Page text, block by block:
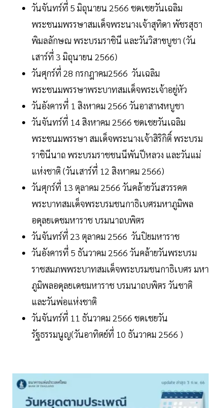
วันจันทร์ที่ 5 มิถุนายน 2566 ชดเชยวันเฉลิม
พระชนมพรรษาสมเด็จพระนางเจ้าสุทิดา พัชรสุธา
พิมลลักษณ พระบรมราชินี และวันวิสาขบูชา (วัน
เสาร์ที่ 3 มิถุนายน 2566)
วันศุกร์ที่ 28 กรกฎาคม2566 วันเฉลิม
พระชนมพรรษาพระบาทสมเด็จพระเจ้าอยู่หัว
วันอังคารที่ 1 สิงหาคม 2566 วันอาสาฬหบูชา
วันจันทร์ที่ 14 สิงหาคม 2566 ชดเชยวันเฉลิม
พระชนมพรรษา สมเด็จพระนางเจ้าสิริกิติ์ พระบรม
ราชินีนาถ พระบรมราชชนนีพันปีหลวง และวันแม่
แห่งชาติ (วันเสาร์ที่ 12 สิงหาคม 2566)
วันศุกร์ที่ 13 ตุลาคม 2566 วันคล้ายวันสวรรคต
พระบาทสมเด็จพระบรมชนกาธิเบศรมหาภูมิพล
อดุลยเดชมหาราช บรมนาถบพิตร
วันจันทร์ที่ 23 ตุลาคม 2566 วันปิยมหาราช
วันอังคารที่ 5 ธันวาคม 2566 วันคล้ายวันพระบรม
ราชสมภพพระบาทสมเด็จพระบรมชนกาธิเบศร มหา
ภูมิพลอดุลยเดชมหาราช บรมนาถบพิตร วันชาติ
และวันพ่อแห่งชาติ
วันจันทร์ที่ 11 ธันวาคม 2566 ชดเชยวัน
รัฐธรรมนูญ(วันอาทิตย์ที่ 10 ธันวาคม 2566 )